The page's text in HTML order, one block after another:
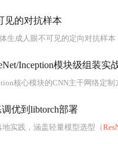
见的对抗样本
生成人眼不可见的定向对抗样本
Inception模块级组装实
干网络定制方法，涵盖模块原理（残差连接、密集连接、多尺度分
优到libtorch部署
实践，涵盖轻量模型选型（